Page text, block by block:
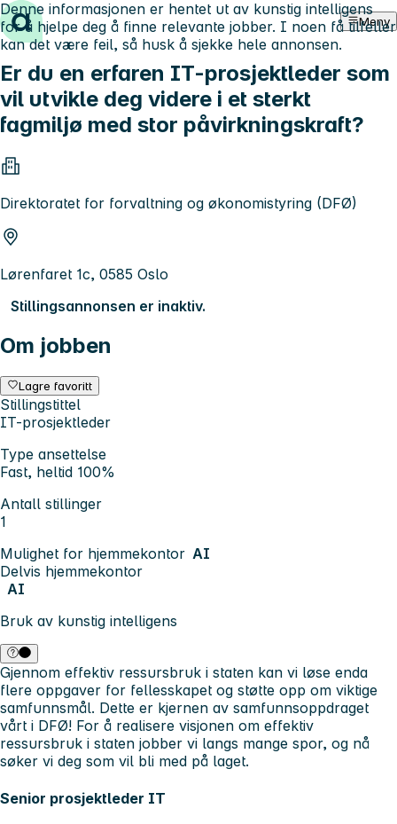
Hopp til innhold Meny
Er du en erfaren IT-prosjektleder som
vil utvikle deg videre i et sterkt
fagmiljø med stor påvirkningskraft?
Direktoratet for forvaltning og økonomistyring (DFØ)
Lørenfaret 1c, 0585 Oslo
Stillingsannonsen er inaktiv.
Om jobben
Lagre favoritt
Stillingstittel
IT-prosjektleder
Type ansettelse
Fast, heltid 100%
Antall stillinger
1
Mulighet for hjemmekontor AI
Delvis hjemmekontor
AI
Bruk av kunstig intelligens
Denne informasjonen er hentet ut av kunstig intelligens
for å hjelpe deg å finne relevante jobber. I noen få tilfeller
kan det være feil, så husk å sjekke hele annonsen.
Gjennom effektiv ressursbruk i staten kan vi løse enda
flere oppgaver for fellesskapet og støtte opp om viktige
samfunnsmål. Dette er kjernen av samfunnsoppdraget
vårt i DFØ! For å realisere visjonen om effektiv
ressursbruk i staten jobber vi langs mange spor, og nå
søker vi deg som vil bli med på laget.
Senior prosjektleder IT